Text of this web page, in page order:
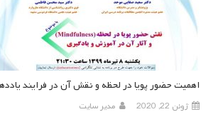
اهمیت حضور پویا در لحظه و نقش آن در فرایند
ژوئن 22, 2020 مدیر سایت